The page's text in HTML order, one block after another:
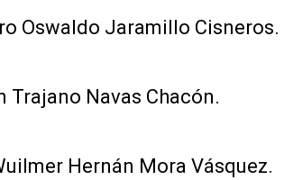
Oswaldo Jaramillo Cisneros.
Trajano Navas Chacón.
Hernán Mora Vásquez.